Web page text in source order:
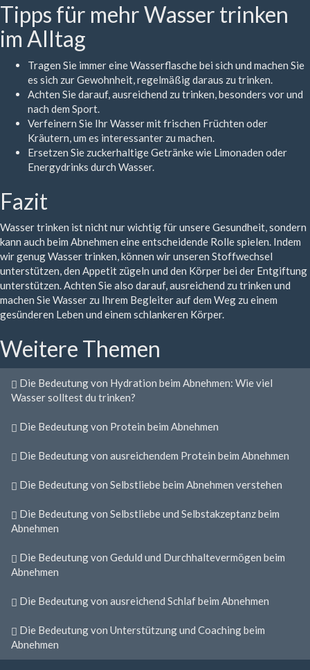
Tipps für mehr Wasser trinken
im Alltag
Tragen Sie immer eine Wasserflasche bei sich und machen Sie
es sich zur Gewohnheit, regelmäßig daraus zu trinken.
Achten Sie darauf, ausreichend zu trinken, besonders vor und
nach dem Sport.
Verfeinern Sie Ihr Wasser mit frischen Früchten oder
Kräutern, um es interessanter zu machen.
Ersetzen Sie zuckerhaltige Getränke wie Limonaden oder
Energydrinks durch Wasser.
Fazit
Wasser trinken ist nicht nur wichtig für unsere Gesundheit, sondern
kann auch beim Abnehmen eine entscheidende Rolle spielen. Indem
wir genug Wasser trinken, können wir unseren Stoffwechsel
unterstützen, den Appetit zügeln und den Körper bei der Entgiftung
unterstützen. Achten Sie also darauf, ausreichend zu trinken und
machen Sie Wasser zu Ihrem Begleiter auf dem Weg zu einem
gesünderen Leben und einem schlankeren Körper.
Weitere Themen
Die Bedeutung von Hydration beim Abnehmen: Wie viel
Wasser solltest du trinken?
Die Bedeutung von Protein beim Abnehmen
Die Bedeutung von ausreichendem Protein beim Abnehmen
Die Bedeutung von Selbstliebe beim Abnehmen verstehen
Die Bedeutung von Selbstliebe und Selbstakzeptanz beim
Abnehmen
Die Bedeutung von Geduld und Durchhaltevermögen beim
Abnehmen
Die Bedeutung von ausreichend Schlaf beim Abnehmen
Die Bedeutung von Unterstützung und Coaching beim
Abnehmen